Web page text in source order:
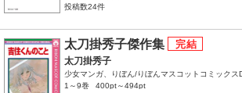
投稿数24件
太刀掛秀子傑作集
太刀掛秀子
少女マンガ、りぼん/りぼんマスコットコミックス
1～9巻
400pt～494pt